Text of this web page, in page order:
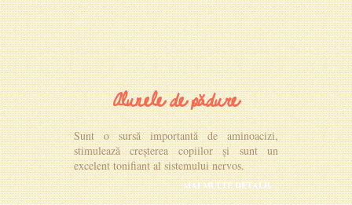
Alunele de pădure
Sunt o sursă importantă de aminoacizi,
stimulează creșterea copiilor și sunt un
excelent tonifiant al sistemului nervos.
MAI MULTE DETALII